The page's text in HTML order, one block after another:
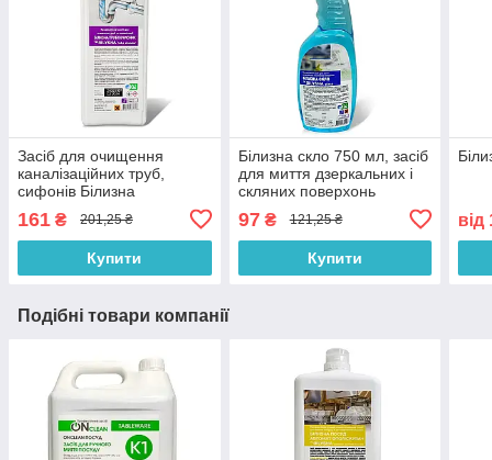
Засіб для очищення
каналізаційних труб,
сифонів Білизна
161 ₴ 201,25 ₴
Купити
Білизна скло 750 мл, засіб
для миття дзеркальних і
скляних поверхонь
97₴ 121,25 ₴
Купити
від
Подібні товари компанії